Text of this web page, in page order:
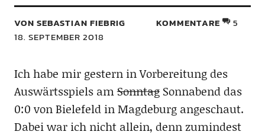
VON SEBASTIAN FIEBRIG
18. SEPTEMBER 2018
KOMMENTARE 5
Ich habe mir gestern in Vorbereitung des
Auswärtsspiels amSonntagSonnabend das
0:0 von Bielefeld in Magdeburg angeschaut.
Dabei war ich nicht allein, denn zumindest